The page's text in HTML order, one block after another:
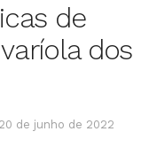
de
dos
20 de junho de 2022